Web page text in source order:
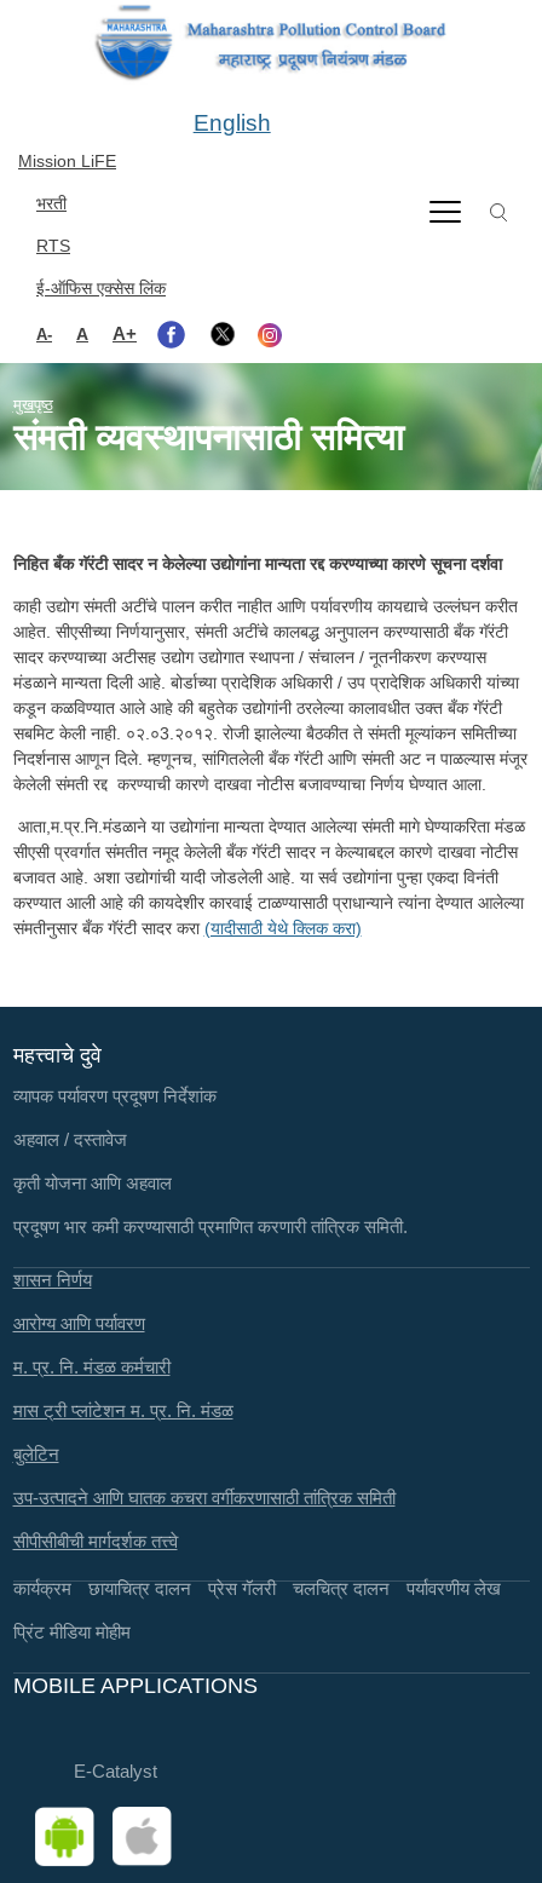
Mission LiFE
भरती
RTS
ई-ऑफिस एक्सेस लिंक
A- A A+
English
मुखपृष्ठ
संमती व्यवस्थापनासाठी समित्या
निहित बँक गॅरंटी सादर न केलेल्या उद्योगांना मान्यता रद्द करण्याच्या कारणे सूचना दर्शवा
काही उद्योग संमती अटींचे पालन करीत नाहीत आणि पर्यावरणीय कायद्याचे उल्लंघन करीत
आहेत. सीएसीच्या निर्णयानुसार, संमती अटींचे कालबद्ध अनुपालन करण्यासाठी बँक गॅरंटी
सादर करण्याच्या अटीसह उद्योग उद्योगात स्थापना / संचालन / नूतनीकरण करण्यास
मंडळाने मान्यता दिली आहे. बोर्डाच्या प्रादेशिक अधिकारी / उप प्रादेशिक अधिकारी यांच्या
कडून कळविण्यात आले आहे की बहुतेक उद्योगांनी ठरलेल्या कालावधीत उक्त बँक गॅरंटी
सबमिट केली नाही. ०२.०3.२०१२. रोजी झालेल्या बैठकीत ते संमती मूल्यांकन समितीच्या
निदर्शनास आणून दिले. म्हणूनच, सांगितलेली बँक गॅरंटी आणि संमती अट न पाळल्यास मंजूर
केलेली संमती रद्द करण्याची कारणे दाखवा नोटीस बजावण्याचा निर्णय घेण्यात आला.
आता,म.प्र.नि.मंडळाने या उद्योगांना मान्यता देण्यात आलेल्या संमती मागे घेण्याकरिता मंडळ
सीएसी प्रवर्गात संमतीत नमूद केलेली बँक गॅरंटी सादर न केल्याबद्दल कारणे दाखवा नोटीस
बजावत आहे. अशा उद्योगांची यादी जोडलेली आहे. या सर्व उद्योगांना पुन्हा एकदा विनंती
करण्यात आली आहे की कायदेशीर कारवाई टाळण्यासाठी प्राधान्याने त्यांना देण्यात आलेल्या
संमतीनुसार बँक गॅरंटी सादर करा(यादीसाठी येथे क्लिक करा)
महत्त्वाचे दुवे
व्यापक पर्यावरण प्रदूषण निर्देशांक
अहवाल / दस्तावेज
कृती योजना आणि अहवाल
प्रदूषण भार कमी करण्यासाठी प्रमाणित करणारी तांत्रिक समिती.
शासन निर्णय
आरोग्य आणि पर्यावरण
म. प्र. नि. मंडळ कर्मचारी
मास ट्री प्लांटेशन म. प्र. नि. मंडळ
बुलेटिन
उप-उत्पादने आणि घातक कचरा वर्गीकरणासाठी तांत्रिक समिती
सीपीसीबीची मार्गदर्शक तत्त्वे
कार्यक्रम छायाचित्र दालन प्रेस गॅलरी चलचित्र दालन पर्यावरणीय लेख
प्रिंट मीडिया मोहीम
MOBILE APPLICATIONS
E-Catalyst